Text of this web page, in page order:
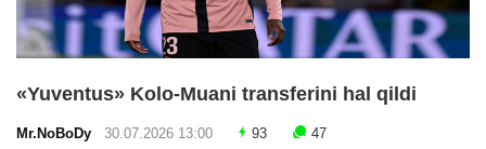
«Yuventus» Kolo-Muani transferini hal qildi
Mr.NoBoDy 30.07.2026 13:00 93 47